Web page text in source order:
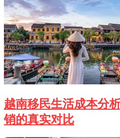
越南移民生活成本分
销的真实对比